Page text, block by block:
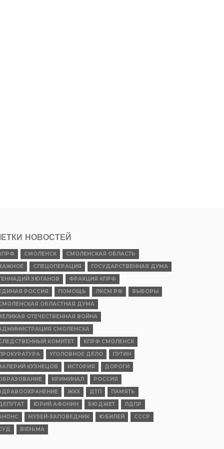
НОВОСТЕЙ
СМОЛЕНСК
СМОЛЕНСКАЯ ОБЛАСТЬ
СПЕЦОПЕРАЦИЯ
ГОСУДАРСТВЕННАЯ ДУМА
ЗЮГАНОВ
ФРАКЦИЯ КПРФ
РОССИЯ
ПОМОЩЬ ЛКСМ РФ
ВЫБОРЫ
ОБЛАСТНАЯ ДУМА
ОТЕЧЕСТВЕННАЯ ВОЙНА
СМОЛЕНСКА
КОМИТЕТ
КПРФ СМОЛЕНСК
УГОЛОВНОЕ ДЕЛО
ПУТИН
КУЗНЕЦОВ
ИСТОРИЯ
ДОРОГИ
КРИМИНАЛ
РОССИЯ
ЖКХ ДТП
ПАМЯТЬ
ЮРИЙ АФОНИН БЮДЖЕТ
ЛДПР
МУЗЕЙ-ЗАПОВЕДНИК ЮБИЛЕЙ
СССР
ВЯЗЬМА